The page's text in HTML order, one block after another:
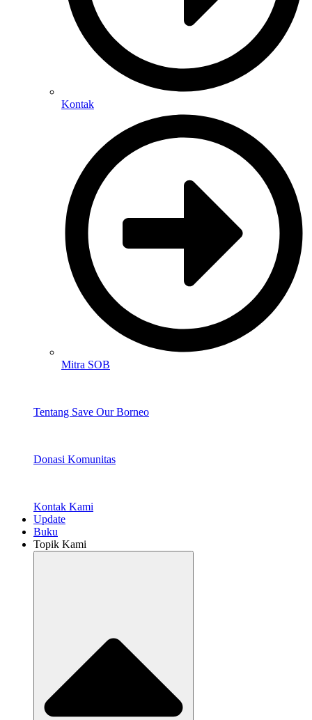
Kontak
Mitra SOB
Tentang Save Our Borneo
Donasi Komunitas
Kontak Kami
Update
Buku
Topik Kami